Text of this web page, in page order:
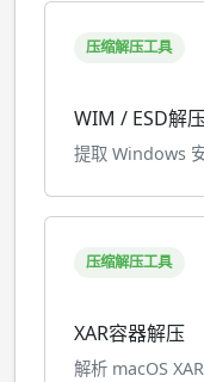
压缩解压工具
WIM / ESD解
提取 Windows
压缩解压工具
XAR容器解压
解析 macOS